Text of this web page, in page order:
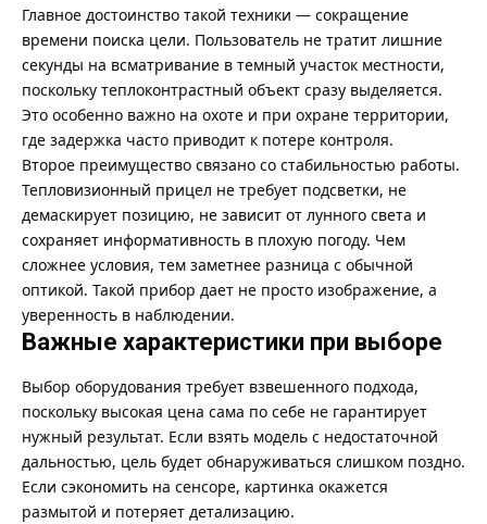
Главное достоинство такой техники — сокращение
времени поиска цели. Пользователь не тратит лишние
секунды на всматривание в темный участок местности,
поскольку теплоконтрастный объект сразу выделяется.
Это особенно важно на охоте и при охране территории,
где задержка часто приводит к потере контроля.
Второе преимущество связано со стабильностью работы.
Тепловизионный прицел не требует подсветки, не
демаскирует позицию, не зависит от лунного света и
сохраняет информативность в плохую погоду. Чем
сложнее условия, тем заметнее разница с обычной
оптикой. Такой прибор дает не просто изображение, а
уверенность в наблюдении.
Важные характеристики при выборе
Выбор оборудования требует взвешенного подхода,
поскольку высокая цена сама по себе не гарантирует
нужный результат. Если взять модель с недостаточной
дальностью, цель будет обнаруживаться слишком поздно.
Если сэкономить на сенсоре, картинка окажется
размытой и потеряет детализацию.